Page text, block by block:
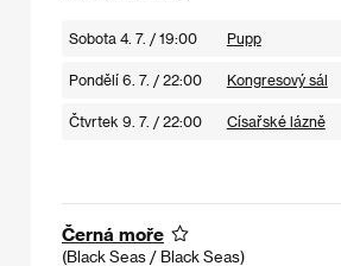
Sobota 4. 7. / 19:00 Pupp
Pondělí 6. 7. / 22:00 Kongresový sál
Čtvrtek 9. 7. / 22:00 Císařské lázně
Černá moře
(Black Seas / Black Seas)